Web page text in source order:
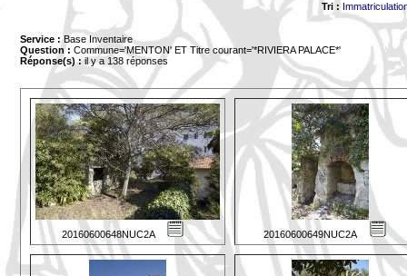
Tri :
Service : Base Inventaire
Question : Commune='MENTON' ET Titre courant='*RIVIERA PALACE*'
Réponse(s) :il y a 138 réponses
20160600648NUC2A 20160600649NUC2A